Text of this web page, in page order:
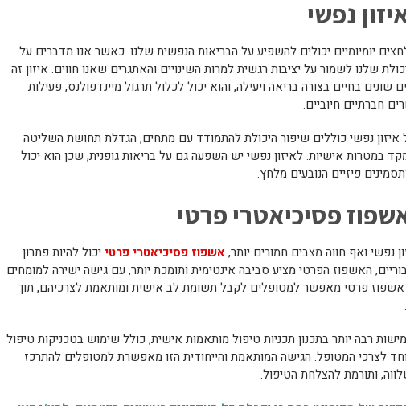
נפשי
יומיומיים יכולים להשפיע על הבריאות הנפשית שלנו. כאשר אנו מדברים על
שלנו לשמור על יציבות רגשית למרות השינויים והאתגרים שאנו חווים. איזון זה
בחיים בצורה בריאה ויעילה, והוא יכול לכלול תרגול מיינדפולנס, פעילות
חברתיים חיוביים.
איזון נפשי כוללים שיפור היכולת להתמודד עם מתחים, הגדלת תחושת השליטה
במטרות אישיות. לאיזון נפשי יש השפעה גם על בריאות גופנית, שכן הוא יכול
פיזיים הנובעים מלחץ.
פסיכיאטרי פרטי
ואף חווה מצבים חמורים יותר,אשפוז פסיכיאטרי פרטי יכול להיות פתרון
האשפוז הפרטי מציע סביבה אינטימית ותומכת יותר, עם גישה ישירה למומחים
אשפוז פרטי מאפשר למטופלים לקבל תשומת לב אישית ומותאמת לצרכיהם, תוך
רבה יותר בתכנון תכניות טיפול מותאמות אישית, כולל שימוש בטכניקות טיפול
לצרכי המטופל. הגישה המותאמת והייחודית הזו מאפשרת למטופלים להתרכז
ותורמת להצלחת הטיפול.